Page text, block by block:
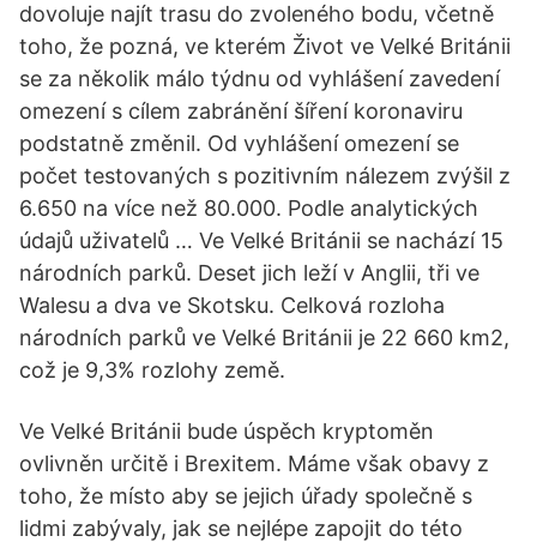
dovoluje najít trasu do zvoleného bodu, včetně
toho, že pozná, ve kterém Život ve Velké Británii
se za několik málo týdnu od vyhlášení zavedení
omezení s cílem zabránění šíření koronaviru
podstatně změnil. Od vyhlášení omezení se
počet testovaných s pozitivním nálezem zvýšil z
6.650 na více než 80.000. Podle analytických
údajů uživatelů … Ve Velké Británii se nachází 15
národních parků. Deset jich leží v Anglii, tři ve
Walesu a dva ve Skotsku. Celková rozloha
národních parků ve Velké Británii je 22 660 km2,
což je 9,3% rozlohy země.
Ve Velké Británii bude úspěch kryptoměn
ovlivněn určitě i Brexitem. Máme však obavy z
toho, že místo aby se jejich úřady společně s
lidmi zabývaly, jak se nejlépe zapojit do této